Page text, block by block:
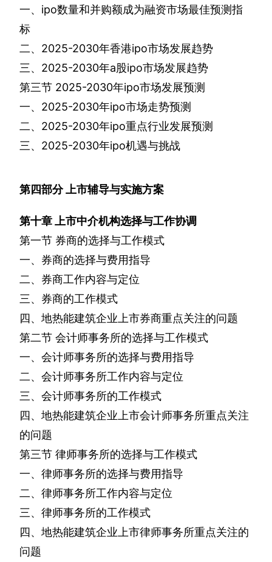
一、 ipo数量和并购额成为融资市场最佳预测指
标
二、 2025-2030年香港ipo市场发展趋势
三、 2025-2030年a股ipo市场发展趋势
第三节 2025-2030年ipo市场发展预测
一、 2025-2030年ipo市场走势预测
二、 2025-2030年ipo重点行业发展预测
三、 2025-2030年ipo机遇与挑战
第四部分 上市辅导与实施方案
第十章
上市中介机构选择与工作协调
第一节 券商的选择与工作模式
一、券商的选择与费用指导
二、券商工作内容与定位
三、券商的工作模式
四、地热能建筑企业上市券商重点关注的问题
第二节 会计师事务所的选择与工作模式
一、会计师事务所的选择与费用指导
二、会计师事务所工作内容与定位
三、会计师事务所的工作模式
四、地热能建筑企业上市会计师事务所重点关注
的问题
第三节 律师事务所的选择与工作模式
一、律师事务所的选择与费用指导
二、律师事务所工作内容与定位
三、律师事务所的工作模式
四、地热能建筑企业上市律师事务所重点关注的
问题